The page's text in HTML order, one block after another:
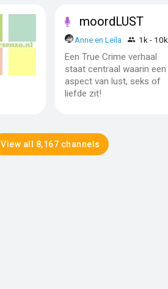
moordLUST
Anne en Leila 1k - 10k
Een True Crime verhaal
staat centraal waarin een
aspect van lust, seks of
liefde zit!
View all 8,167 channels